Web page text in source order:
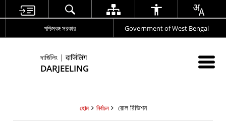
পশ্চিমবঙ্গ সরকার Government of West Bengal
দার্জিলিং | दार्जिलिंग
DARJEELING
হোম নির্বাচন রোল রিভিশন